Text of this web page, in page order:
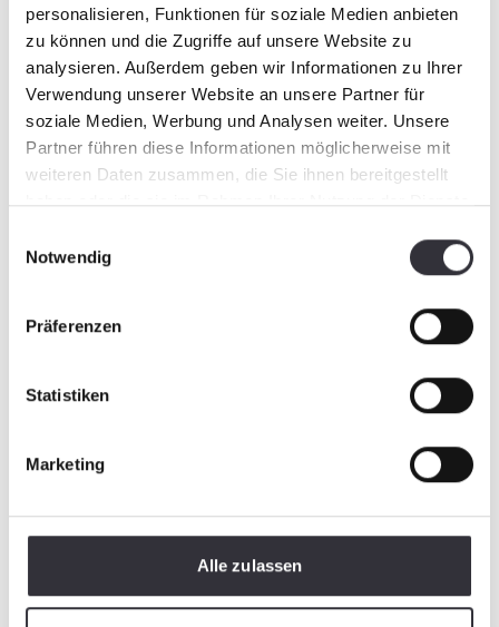
personalisieren, Funktionen für soziale Medien anbieten
zu können und die Zugriffe auf unsere Website zu
analysieren. Außerdem geben wir Informationen zu Ihrer
Verwendung unserer Website an unsere Partner für
soziale Medien, Werbung und Analysen weiter. Unsere
Partner führen diese Informationen möglicherweise mit
weiteren Daten zusammen, die Sie ihnen bereitgestellt
haben oder die sie im Rahmen Ihrer Nutzung der Dienste
Notwendig
Präferenzen
Statistiken
Marketing
Alle zulassen